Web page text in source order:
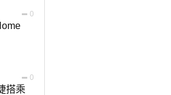
0
0
搭乘